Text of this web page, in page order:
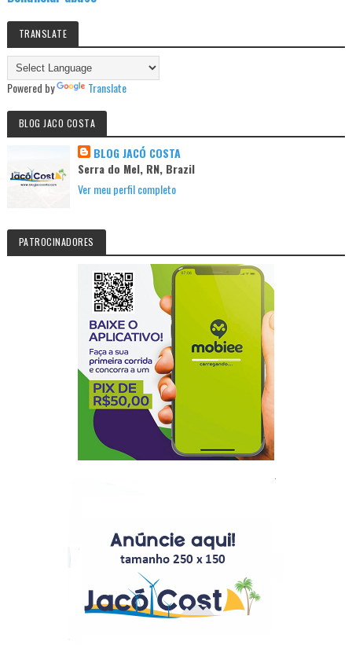
TRANSLATE
Powered by Translate
BLOG JACO COSTA
BLOG JACÓ COSTA
Serra do Mel, RN, Brazil
Ver meu perfil completo
PATROCINADORES